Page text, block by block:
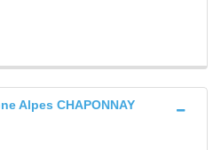
Alpes CHAPONNAY